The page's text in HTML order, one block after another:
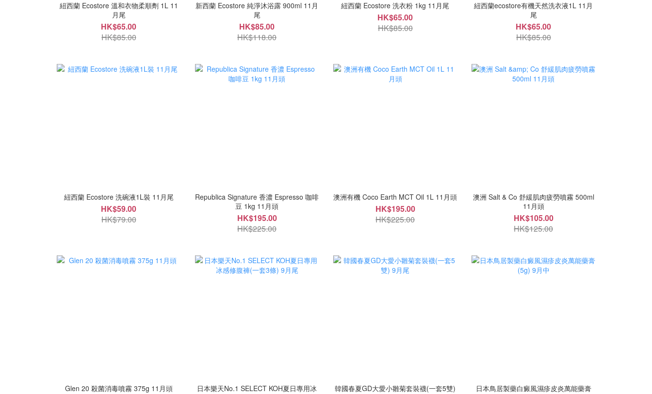
紐西蘭 Ecostore 溫和衣物柔順劑 1L 11
月尾
HK$65.00
HK$85.00
新西蘭 Ecostore 純淨沐浴露 900ml 11月
尾
HK$85.00
HK$118.00
紐西蘭 Ecostore 洗衣粉 1kg 11月尾
HK$65.00
HK$85.00
紐西蘭ecostore有機天然洗衣液1L 11月
尾
HK$65.00
HK$85.00
紐西蘭 Ecostore 洗碗液1L裝 11月尾
HK$59.00
HK$79.00
Republica Signature 香濃 Espresso 咖啡
豆 1kg 11月頭
HK$195.00
HK$225.00
澳洲有機 Coco Earth MCT Oil 1L 11月頭
HK$195.00
HK$225.00
澳洲 Salt & Co 舒緩肌肉疲勞噴霧 500ml
11月頭
HK$105.00
HK$125.00
Glen 20 殺菌消毒噴霧 375g 11月頭
日本樂天No.1 SELECT KOH夏日專用冰
韓國春夏GD大愛小雛菊套裝襪(一套5雙)
日本鳥居製藥白癜風濕疹皮炎萬能藥膏